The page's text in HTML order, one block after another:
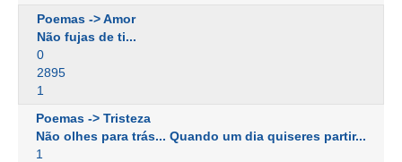
Poemas -> Amor
Não fujas de ti...
0
2895
1
Poemas -> Tristeza
Não olhes para trás... Quando um dia quiseres partir...
1